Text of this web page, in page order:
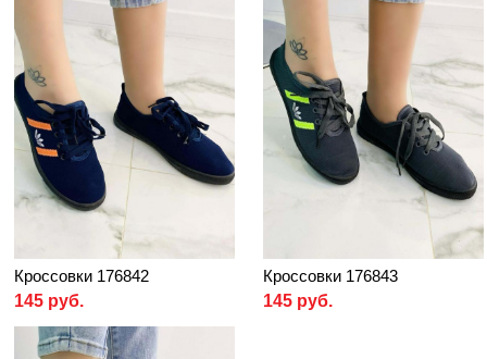
Кроссовки 176842
145 руб.
Кроссовки 176843
145 руб.